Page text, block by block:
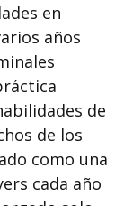
en
años
de
de los
como una
cada año